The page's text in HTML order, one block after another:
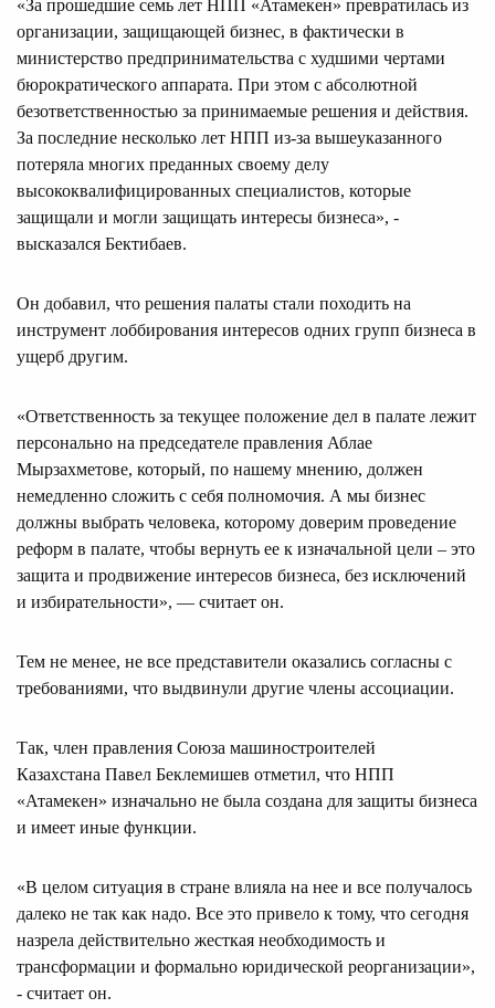
«За прошедшие семь лет НПП «Атамекен» превратилась из
организации, защищающей бизнес, в фактически в
министерство предпринимательства с худшими чертами
бюрократического аппарата. При этом с абсолютной
безответственностью за принимаемые решения и действия.
За последние несколько лет НПП из-за вышеуказанного
потеряла многих преданных своему делу
высококвалифицированных специалистов, которые
защищали и могли защищать интересы бизнеса», -
высказался Бектибаев.
Он добавил, что решения палаты стали походить на
инструмент лоббирования интересов одних групп бизнеса в
ущерб другим.
«Ответственность за текущее положение дел в палате лежит
персонально на председателе правления Аблае
Мырзахметове, который, по нашему мнению, должен
немедленно сложить с себя полномочия. А мы бизнес
должны выбрать человека, которому доверим проведение
реформ в палате, чтобы вернуть ее к изначальной цели – это
защита и продвижение интересов бизнеса, без исключений
и избирательности», — считает он.
Тем не менее, не все представители оказались согласны с
требованиями, что выдвинули другие члены ассоциации.
Так, член правления Союза машиностроителей
Казахстана Павел Беклемишев отметил, что НПП
«Атамекен» изначально не была создана для защиты бизнеса
и имеет иные функции.
«В целом ситуация в стране влияла на нее и все получалось
далеко не так как надо. Все это привело к тому, что сегодня
назрела действительно жесткая необходимость и
трансформации и формально юридической реорганизации»,
- считает он.